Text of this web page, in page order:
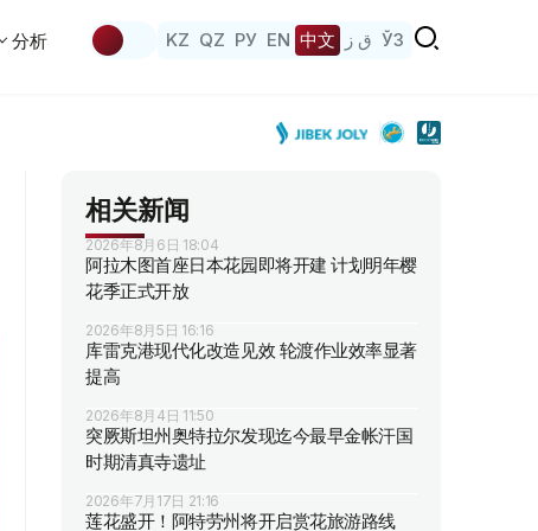
分析 KZ QZ РУ EN 中文 ق ز ЎЗ
相关新闻
2026年8月6日 18:04
阿拉木图首座日本花园即将开建 计划明年樱
花季正式开放
2026年8月5日 16:16
库雷克港现代化改造见效 轮渡作业效率显著
提高
2026年8月4日 11:50
突厥斯坦州奥特拉尔发现迄今最早金帐汗国
时期清真寺遗址
2026年7月17日 21:16
莲花盛开！阿特劳州将开启赏花旅游路线